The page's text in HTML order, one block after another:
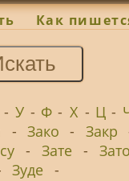
Как
- У - Ф - Х - Ц -
- Зако - Закр
- Зате - Зато
Зуде
-